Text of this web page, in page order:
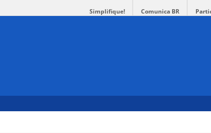
Simplifique! Comunica BR